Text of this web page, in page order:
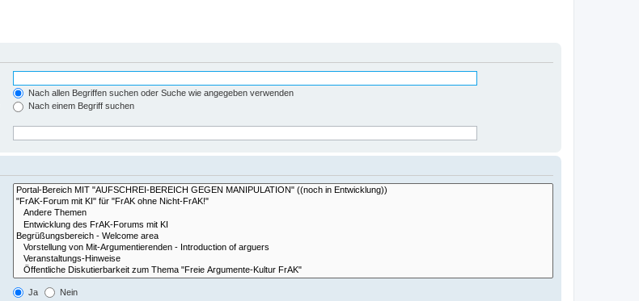
Nach allen Begriffen suchen oder Suche wie angegeben verwenden
Nach einem Begriff suchen
Ja Nein